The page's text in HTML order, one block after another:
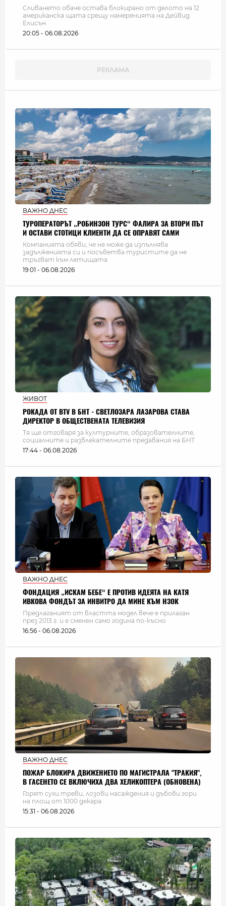
Сливането обаче остава блокирано от делото на 12
американска щата срещу намеренията на Дейвид
Елисън
20:05 - 06.08.2026
ВАЖНО ДНЕС
ТУРОПЕРАТОРЪТ „РОБИНЗОН ТУРС“ ФАЛИРА ЗА ВТОРИ ПЪТ
И ОСТАВИ СТОТИЦИ КЛИЕНТИ ДА СЕ ОПРАВЯТ САМИ
Компанията обяви, че не може да изпълнява
задълженията си и посъветва туристите да не
тръгват към летищата
19:01 - 06.08.2026
ЖИВОТ
РОКАДА ОТ BTV В БНТ - СВЕТЛОЗАРА ЛАЗАРОВА СТАВА
ДИРЕКТОР В ОБЩЕСТВЕНАТА ТЕЛЕВИЗИЯ
Тя ще отговаря за културните, образователните,
социалните и развлекателните предавания на БНТ
17:44 - 06.08.2026
ВАЖНО ДНЕС
ФОНДАЦИЯ „ИСКАМ БЕБЕ“ Е ПРОТИВ ИДЕЯТА НА КАТЯ
ИВКОВА ФОНДЪТ ЗА ИНВИТРО ДА МИНЕ КЪМ НЗОК
Предлаганият от властта модел вече е прилаган
през 2013 г. и е сменен само година по-късно
16:56 - 06.08.2026
ВАЖНО ДНЕС
ПОЖАР БЛОКИРА ДВИЖЕНИЕТО ПО МАГИСТРАЛА "ТРАКИЯ",
В ГАСЕНЕТО СЕ ВКЛЮЧИХА ДВА ХЕЛИКОПТЕРА (ОБНОВЕНА)
Горят сухи треви, лозови насаждения и дъбови гори
на площ от 1000 декара
15:31 - 06.08.2026